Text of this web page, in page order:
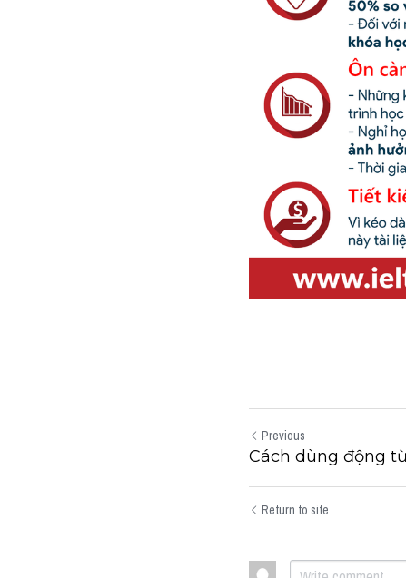
Previous
Cách dùng động
Return to site